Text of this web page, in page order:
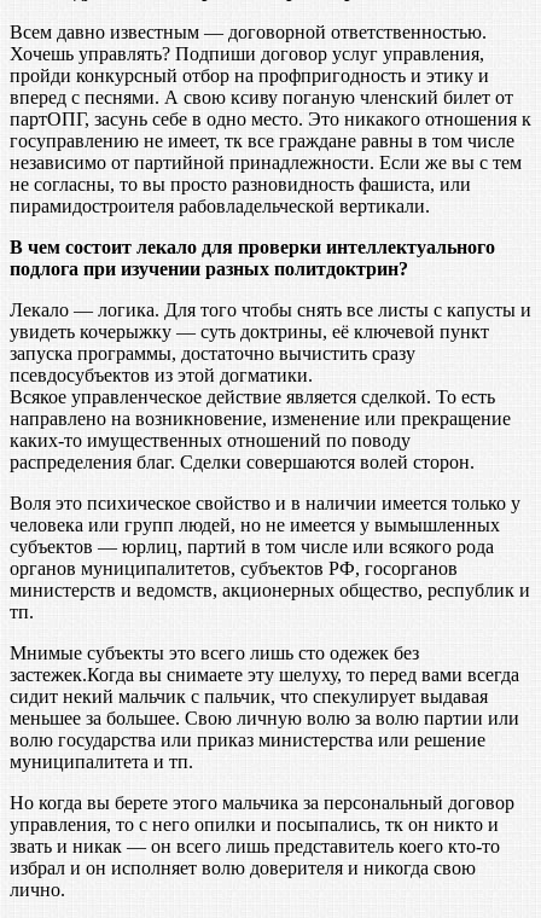
Всем давно известным — договорной ответственностью.
Хочешь управлять? Подпиши договор услуг управления,
пройди конкурсный отбор на профпригодность и этику и
вперед с песнями. А свою ксиву поганую членский билет от
партОПГ, засунь себе в одно место. Это никакого отношения к
госуправлению не имеет, тк все граждане равны в том числе
независимо от партийной принадлежности. Если же вы с тем
не согласны, то вы просто разновидность фашиста, или
пирамидостроителя рабовладельческой вертикали.
В чем состоит лекало для проверки интеллектуального
подлога при изучении разных политдоктрин?
Лекало — логика. Для того чтобы снять все листы с капусты и
увидеть кочерыжку — суть доктрины, её ключевой пункт
запуска программы, достаточно вычистить сразу
псевдосубъектов из этой догматики.
Всякое управленческое действие является сделкой. То есть
направлено на возникновение, изменение или прекращение
каких-то имущественных отношений по поводу
распределения благ. Сделки совершаются волей сторон.
Воля это психическое свойство и в наличии имеется только у
человека или групп людей, но не имеется у вымышленных
субъектов — юрлиц, партий в том числе или всякого рода
органов муниципалитетов, субъектов РФ, госорганов
министерств и ведомств, акционерных общество, республик и
тп.
Мнимые субъекты это всего лишь сто одежек без
застежек.Когда вы снимаете эту шелуху, то перед вами всегда
сидит некий мальчик с пальчик, что спекулирует выдавая
меньшее за большее. Свою личную волю за волю партии или
волю государства или приказ министерства или решение
муниципалитета и тп.
Но когда вы берете этого мальчика за персональный договор
управления, то с него опилки и посыпались, тк он никто и
звать и никак — он всего лишь представитель коего кто-то
избрал и он исполняет волю доверителя и никогда свою
лично.